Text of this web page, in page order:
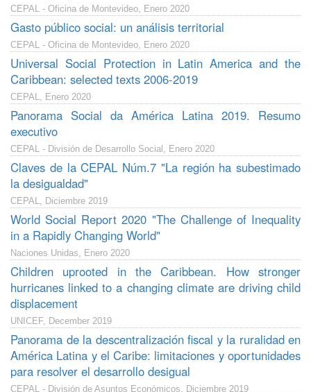
CEPAL - Oficina de Montevideo, Enero 2020
Gasto público social: un análisis territorial
CEPAL - Oficina de Montevideo, Enero 2020
Universal Social Protection in Latin America and the
Caribbean: selected texts 2006-2019
CEPAL, Enero 2020
Panorama Social da América Latina 2019. Resumo
executivo
CEPAL - División de Desarrollo Social, Enero 2020
Claves de la CEPAL Núm.7 "La región ha subestimado
la desigualdad"
CEPAL, Diciembre 2019
World Social Report 2020 "The Challenge of Inequality
in a Rapidly Changing World"
Naciones Unidas, Enero 2020
Children uprooted in the Caribbean. How stronger
hurricanes linked to a changing climate are driving child
displacement
UNICEF, December 2019
Panorama de la descentralización fiscal y la ruralidad en
América Latina y el Caribe: limitaciones y oportunidades
para resolver el desarrollo desigual
CEPAL - División de Asuntos Económicos, Diciembre 2019